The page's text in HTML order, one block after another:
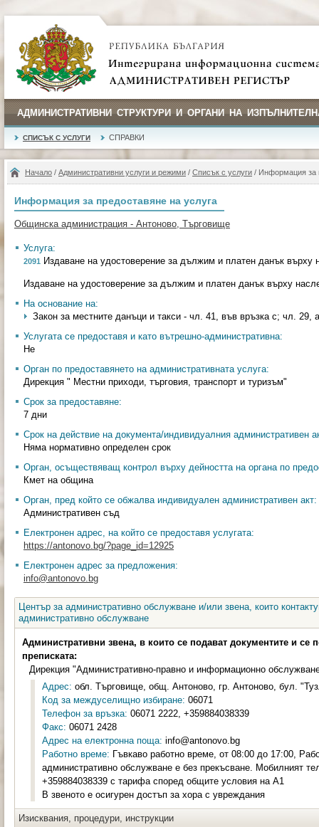
АДМИНИСТРАТИВНИ СТРУКТУРИ И ОРГАНИ НА
СПИСЪК С УСЛУГИ СПРАВКИ
Начало / Административни услуги и режими / Списък с услуги / Информация за
Информация за предоставяне на услуга
Общинска администрация - Антоново, Търговище
Услуга:
2091 Издаване на удостоверение за дължим и платен данък върху
Издаване на удостоверение за дължим и платен данък върху
На основание на:
Закон за местните данъци и такси - чл. 41, във връзка с; чл. 29,
Услугата се предоставя и като вътрешно-административна:
Не
Орган по предоставянето на административната услуга:
Дирекция " Местни приходи, търговия, транспорт и туризъм"
Срок за предоставяне:
7 дни
Срок на действие на документа/индивидуалния административен
Няма нормативно определен срок
Орган, осъществяващ контрол върху дейността на органа по
Кмет на община
Орган, пред който се обжалва индивидуален административен акт:
Административен съд
Електронен адрес, на който се предоставя услугата:
https://antonovo.bg/?page_id=12925
Електронен адрес за предложения:
info@antonovo.bg
Център за административно обслужване и/или звена, които
административно обслужване
Административни звена, в които се подават документите и се
преписката:
Дирекция "Административно-правно и информационно
Адрес: обл. Търговище, общ. Антоново, гр. Антоново, бул.
Код за междуселищно избиране: 06071
Телефон за връзка: 06071 2222, +359884038339
Факс: 06071 2428
Адрес на електронна поща: info@antonovo.bg
Работно време: Гъвкаво работно време, от 08:00 до 17:00,
административно обслужване е без прекъсване. Мобилният
+359884038339 с тарифа според общите условия на А1
В звеното е осигурен достъп за хора с увреждания
Изисквания, процедури, инструкции